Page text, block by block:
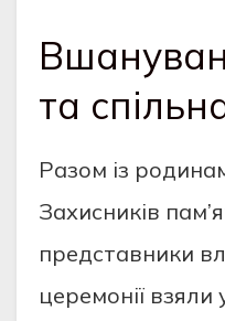
та
Разом із
Захисників
представники
церемонії